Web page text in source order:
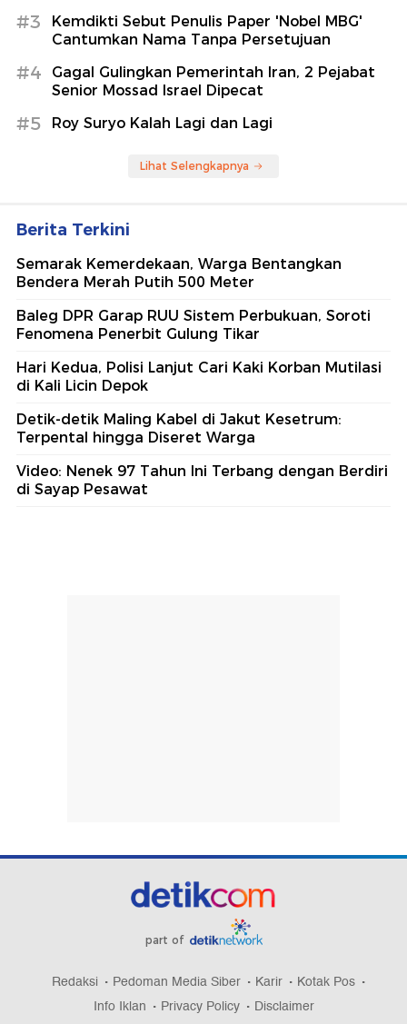
#3
Kemdikti Sebut Penulis Paper 'Nobel MBG'
Cantumkan Nama Tanpa Persetujuan
#4
Gagal Gulingkan Pemerintah Iran, 2 Pejabat
Senior Mossad Israel Dipecat
#5 Roy Suryo Kalah Lagi dan Lagi
Lihat Selengkapnya
Berita Terkini
Semarak Kemerdekaan, Warga Bentangkan
Bendera Merah Putih 500 Meter
Baleg DPR Garap RUU Sistem Perbukuan, Soroti
Fenomena Penerbit Gulung Tikar
Hari Kedua, Polisi Lanjut Cari Kaki Korban Mutilasi
di Kali Licin Depok
Detik-detik Maling Kabel di Jakut Kesetrum:
Terpental hingga Diseret Warga
Video: Nenek 97 Tahun Ini Terbang dengan Berdiri
di Sayap Pesawat
part of
Redaksi Pedoman Media Siber Karir
Kotak Pos
Info Iklan
Privacy Policy Disclaimer